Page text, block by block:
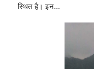
स्थित है। इन...